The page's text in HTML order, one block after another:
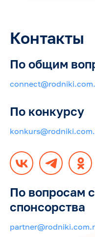
Контакты
По общим
По конкурсу
По вопросам
спонсорства